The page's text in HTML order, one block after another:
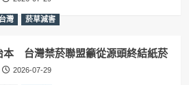
灣 菸草減害
本 台灣禁菸聯盟籲從源頭終結紙菸
2026-07-29